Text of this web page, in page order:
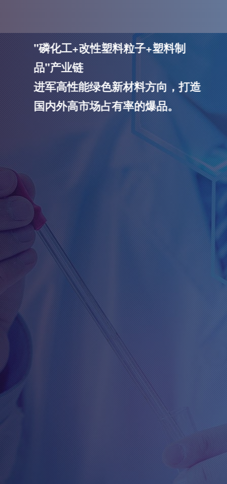
绿色新材料技术创新者
"磷化工+改性塑料粒子+塑料制
品"产业链
进军高性能绿色新材料方向，打造
国内外高市场占有率的爆品。